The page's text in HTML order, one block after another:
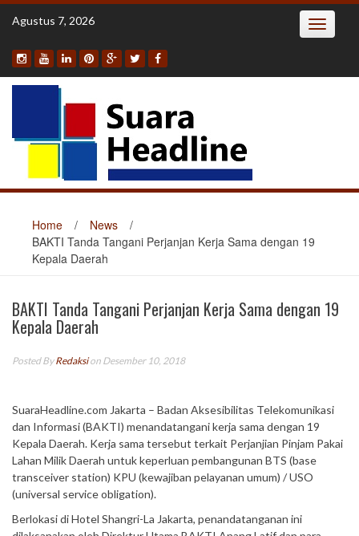
Skip
Agustus 7, 2026 Toggle
Home / News
/
BAKTI Tanda Tangani Perjanjan Kerja Sama dengan 19
Kepala Daerah
BAKTI Tanda Tangani Perjanjan Kerja Sama dengan 19
Kepala Daerah
Posted ByRedaksion Desember 10, 2018
SuaraHeadline.com Jakarta – Badan Aksesibilitas Telekomunikasi
dan Informasi (BAKTI) menandatangani kerja sama dengan 19
Kepala Daerah. Kerja sama tersebut terkait Perjanjian Pinjam Pakai
Lahan Milik Daerah untuk keperluan pembangunan BTS (base
transceiver station) KPU (kewajiban pelayanan umum) / USO
(universal service obligation).
Berlokasi di Hotel Shangri-La Jakarta, penandatanganan ini